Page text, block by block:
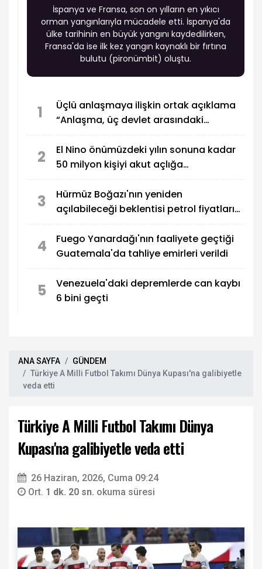
İspanya ve Fransa, son on yılların en yıkıcı
orman yangınlarıyla mücadele etti. İspanya'da
ülke tarihinin en büyük yangını kaydedilirken,
Fransa'da ise ilk kez yangın kaynaklı bir fırtına
bulutu (pironümbit) oluştu.
1
Üçlü anlaşmaya ilişkin ortak açıklama
“Anlaşma, üç devlet arasındaki
öngörüyor"
2
El Nino önümüzdeki yılın sonuna kadar
50 milyon kişiyi akut açlığa
3
Hürmüz Boğazı'nın yeniden
açılabileceği beklentisi petrol fiyatlarını
4
Fuego Yanardağı'nın faaliyete geçtiği
Guatemala'da tahliye emirleri verildi
5
Venezuela'daki depremlerde can kaybı
6 bini geçti
ANA SAYFA
GÜNDEM
Türkiye A Milli Futbol Takımı Dünya Kupası'na galibiyetle
veda etti
Türkiye A Milli Futbol Takımı Dünya
Kupası'na galibiyetle veda etti
26 Haziran, 2026, Cuma 09:24
Ort. 1 dk. 20 sn. okuma süresi